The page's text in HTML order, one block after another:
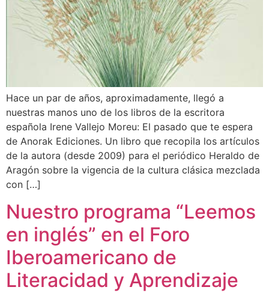
Hace un par de años, aproximadamente, llegó a
nuestras manos uno de los libros de la escritora
española Irene Vallejo Moreu: El pasado que te espera
de Anorak Ediciones. Un libro que recopila los artículos
de la autora (desde 2009) para el periódico Heraldo de
Aragón sobre la vigencia de la cultura clásica mezclada
con […]
Nuestro programa “Leemos
en inglés” en el Foro
Iberoamericano de
Literacidad y Aprendizaje